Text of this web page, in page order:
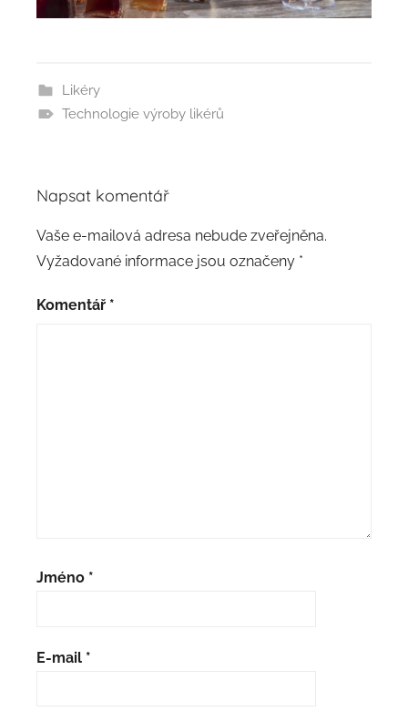
Likéry
Technologie výroby likérů
Napsat komentář
Vaše e-mailová adresa nebude zveřejněna.
Vyžadované informace jsou označeny *
Komentář *
Jméno *
E-mail *